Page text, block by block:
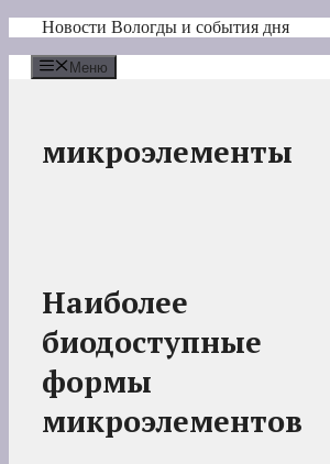
Перейти
содержимому
Новости Вологды и события дня
Меню
микроэлементы
Наиболее
биодоступные
формы
микроэлементов